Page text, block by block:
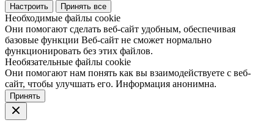
Настроить Принять все
Необходимые файлы cookie
Они помогают сделать веб-сайт удобным, обеспечивая
базовые функции Веб-сайт не сможет нормально
функционировать без этих файлов.
Необязательные файлы cookie
Они помогают нам понять как вы взаимодействуете с веб-
сайт, чтобы улучшать его. Информация анонимна.
Принять